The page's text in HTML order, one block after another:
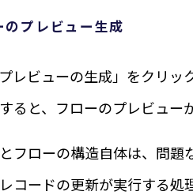
プレビュー生成
プレビューの生成」をクリ
ると、フローのプレビュー
フローの構造自体は、問題
コードの更新が実行する処